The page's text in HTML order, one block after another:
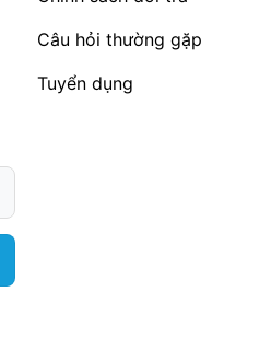
Câu hỏi thường gặp
Tuyển dụng